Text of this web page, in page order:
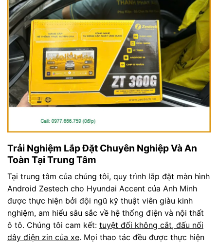
Trải Nghiệm Lắp Đặt Chuyên Nghiệp Và An
Toàn Tại Trung Tâm
Tại trung tâm của chúng tôi, quy trình lắp đặt màn hình
Android Zestech cho Hyundai Accent của Anh Minh
được thực hiện bởi đội ngũ kỹ thuật viên giàu kinh
nghiệm, am hiểu sâu sắc về hệ thống điện và nội thất
ô tô. Chúng tôi cam kết: tuyệt đối không cắt, đấu nối
dây điện zin của xe. Mọi thao tác đều được thực hiện